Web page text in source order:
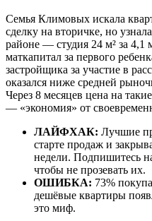
Семья Климовых искала
сделку на вторичке, но
районе — студия 24 м² за
маткапитал за первого
застройщика за участие в
оказался ниже средней
Через 8 месяцев цена на
— «экономия» от
ЛАЙФХАК: Лучшие
старте продаж и
недели. Подпишитесь
чтобы не прозевать их.
ОШИБКА: 73%
дешёвые квартиры
это миф.